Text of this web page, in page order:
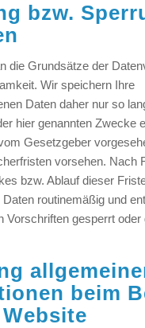
bzw.
die Grundsätze der
Wir speichern Ihre
Daten daher nur so
hier genannten Zwecke
Gesetzgeber
vorsehen. Nach
bzw. Ablauf dieser
routinemäßig und
Vorschriften gesperrt oder
beim